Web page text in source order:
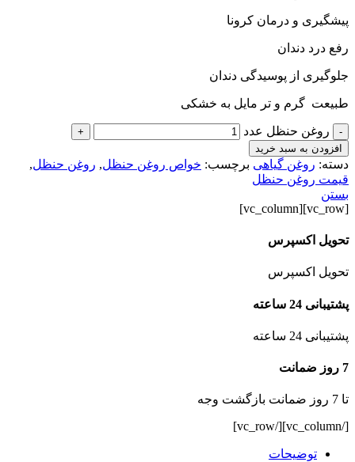
پیشگیری و درمان کرونا
رفع درد دندان
جلوگیری از پوسیدگی دندان
طبیعت گرم و تر مایل به خشکی
- روغن حنظل عدد
+
افزودن به سبد خرید
دسته: روغن گیاهی برچسب: خواص روغن حنظل, روغن حنظل,
قیمت روغن حنظل
بستن
[vc_row][vc_column]
تحویل اکسپرس
تحویل اکسپرس
پشتیبانی 24 ساعته
پشتیبانی 24 ساعته
7 روز ضمانت
تا 7 روز ضمانت بازگشت وجه
[/vc_column][/vc_row]
توضیحات